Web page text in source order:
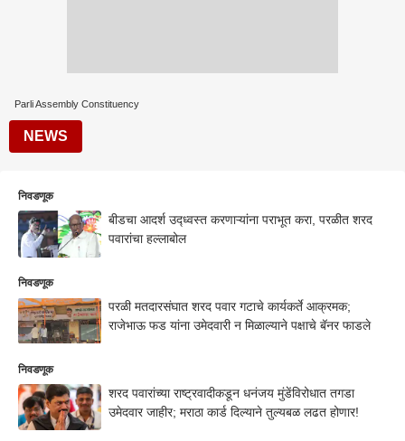
Parli Assembly Constituency
NEWS
निवडणूक
बीडचा आदर्श उद्ध्वस्त करणाऱ्यांना पराभूत करा, परळीत शरद
पवारांचा हल्लाबोल
निवडणूक
परळी मतदारसंघात शरद पवार गटाचे कार्यकर्ते आक्रमक;
राजेभाऊ फड यांना उमेदवारी न मिळाल्याने पक्षाचे बॅनर फाडले
निवडणूक
शरद पवारांच्या राष्ट्रवादीकडून धनंजय मुंडेंविरोधात तगडा
उमेदवार जाहीर; मराठा कार्ड दिल्याने तुल्यबळ लढत होणार!